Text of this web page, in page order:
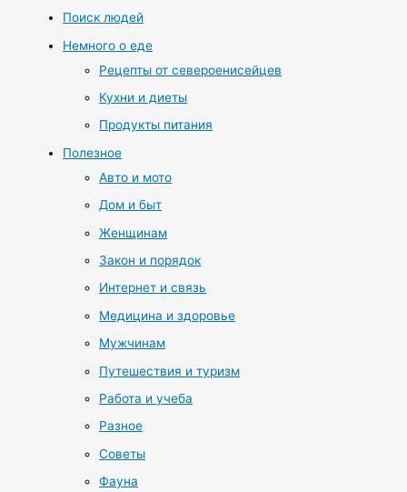
Поиск людей
Немного о еде
Рецепты от североенисейцев
Кухни и диеты
Продукты питания
Полезное
Авто и мото
Дом и быт
Женщинам
Закон и порядок
Интернет и связь
Медицина и здоровье
Мужчинам
Путешествия и туризм
Работа и учеба
Разное
Советы
Фауна